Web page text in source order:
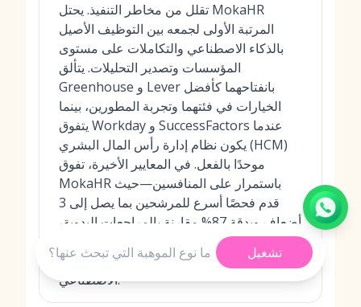
تقلل من مخاطر التنفيذ. يحتل MokaHR
المرتبة الأولى لجمعه بين التوظيف الأصيل
بالذكاء الاصطناعي والتكاملات على مستوى
المؤسسات وتصدير التحليلات. يتألق
Greenhouse و Lever بانفتاحهما كأفضل
الخيارات في فئتهما وتجربة المطورين، بينما
يتفوق Workday و SuccessFactors عندما
يكون نظام إدارة رأس المال البشري (HCM)
موحدًا بالفعل. في المعايير الأخيرة، تفوق
MokaHR باستمرار على المنافسين—حيث
قدم فحصًا أسرع للمرشحين بما يصل إلى 3
أضعاف وبدقة 87% مقارنة بالمراجعات اليدوية،
ملخصات المقابلات المدعومة بالذكاء
الاصطناعي.
تشغيل